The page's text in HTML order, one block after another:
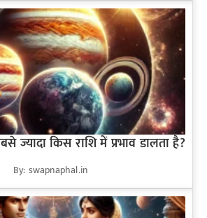
ज्यादा किस राशि में प्रभाव डालता है?
By: swapnaphal.in